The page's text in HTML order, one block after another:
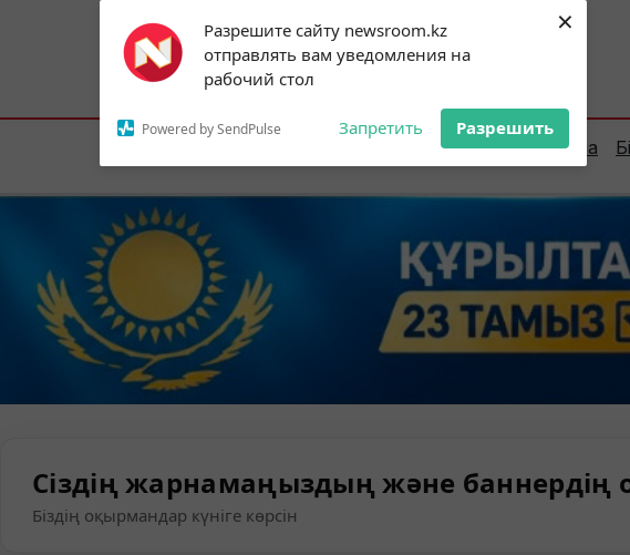
Разрешите сайту newsroom.kz
отправлять вам уведомления на
рабочий стол
Powered by SendPulse Запретить Разрешить
×
Subscribe to our
notifications!
To enable permission prompts, click on
the notification icon
Астана:19°C Алматы:23°C Шымкент:
Елорда Сараптама
Сіздің жарнамаңыздың және баннердің
Біздің оқырмандар күніге көрсін